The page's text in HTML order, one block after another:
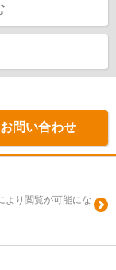
お問い合わせ
より閲覧が可能にな